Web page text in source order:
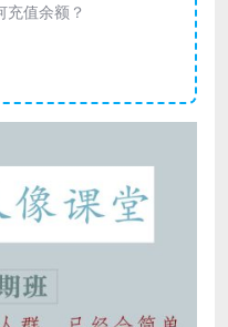
充值余额？